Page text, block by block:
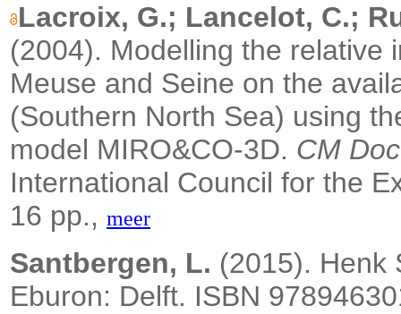
Lacroix, G.; Lancelot, C.;
(2004). Modelling the relative
Meuse and Seine on the
(Southern North Sea) using
model MIRO&CO-3D. CM
International Council for the
16 pp., meer
Santbergen, L. (2015). Henk
Eburon: Delft. ISBN